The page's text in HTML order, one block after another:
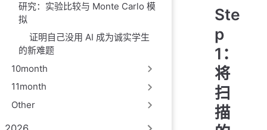
研究：实验比较与 Monte Carlo 模
拟
证明自己没用 AI 成为诚实学生
的新难题
10month
11month
Other
Ste
p
1：
将
扫
描